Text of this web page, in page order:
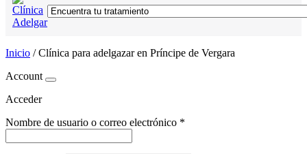
Inicio /Clínica para adelgazar en Príncipe de Vergara
Account
Acceder
Nombre de usuario o correo electrónico *